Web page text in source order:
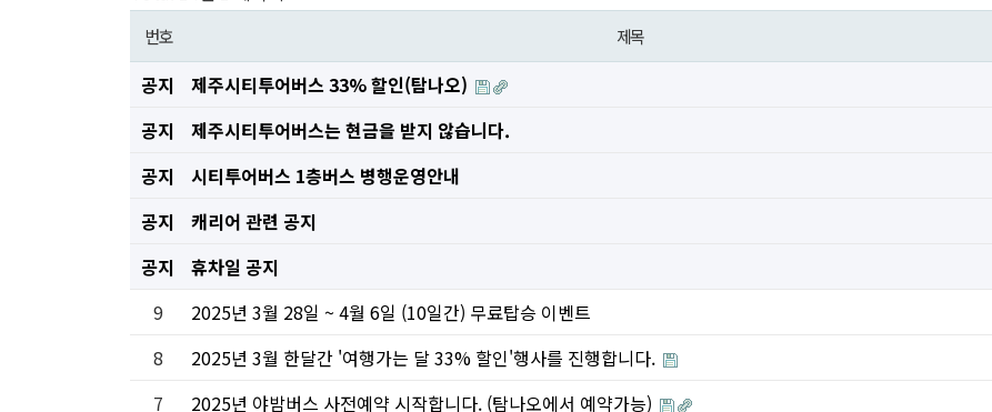
번호 제목
공지 제주시티투어버스 33% 할인(탐나오)
공지
제주시티투어버스는 현금을 받지 않습니다.
공지
시티투어버스 1층버스 병행운영안내
공지
캐리어 관련 공지
공지
휴차일 공지
9
2025년 3월 28일 ~ 4월 6일 (10일간) 무료탑승 이벤트
8
2025년 3월 한달간 '여행가는 달 33% 할인'행사를 진행합니다.
7
2025년 야밤버스 사전예약 시작합니다. (탐나오에서 예약가능)